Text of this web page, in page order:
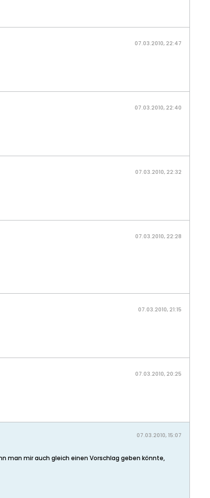
07.03.2010, 22:47
07.03.2010, 22:40
07.03.2010, 22:32
07.03.2010, 22:28
07.03.2010, 21:15
07.03.2010, 20:25
07.03.2010, 15:07
man mir auch gleich einen Vorschlag geben könnte,